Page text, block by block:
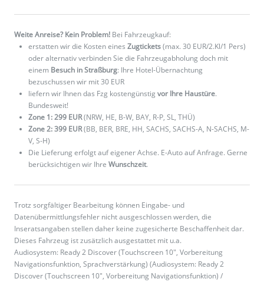
Weite Anreise? Kein Problem! Bei Fahrzeugkauf:
erstatten wir die Kosten eines Zugtickets(max. 30 EUR/2.Kl/1 Pers)
oder alternativ verbinden Sie die Fahrzeugabholung doch mit
einem Besuch in Straßburg: Ihre Hotel-Übernachtung
bezuschussen wir mit 30 EUR
liefern wir Ihnen das Fzg kostengünstig vor Ihre Haustüre.
Bundesweit!
Zone 1: 299 EUR(NRW, HE, B-W, BAY, R-P, SL, THÜ)
Zone 2: 399 EUR(BB, BER, BRE, HH, SACHS, SACHS-A, N-SACHS, M-
V, S-H)
Die Lieferung erfolgt auf eigener Achse. E-Auto auf Anfrage. Gerne
berücksichtigen wir Ihre Wunschzeit.
Trotz sorgfältiger Bearbeitung können Eingabe- und
Datenübermittlungsfehler nicht ausgeschlossen werden, die
Inseratsangaben stellen daher keine zugesicherte Beschaffenheit dar.
Dieses Fahrzeug ist zusätzlich ausgestattet mit u.a.
Audiosystem: Ready 2 Discover (Touchscreen 10", Vorbereitung
Navigationsfunktion, Sprachverstärkung) (Audiosystem: Ready 2
Discover (Touchscreen 10", Vorbereitung Navigationsfunktion) /